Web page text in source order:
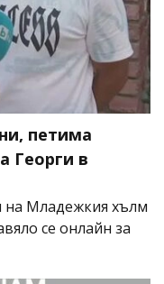
петима
Георги в
на Младежкия хълм
се онлайн за